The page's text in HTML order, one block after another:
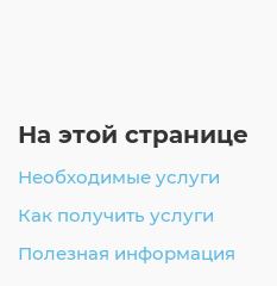
На этой странице
Необходимые услуги
Как получить услуги
Полезная информация